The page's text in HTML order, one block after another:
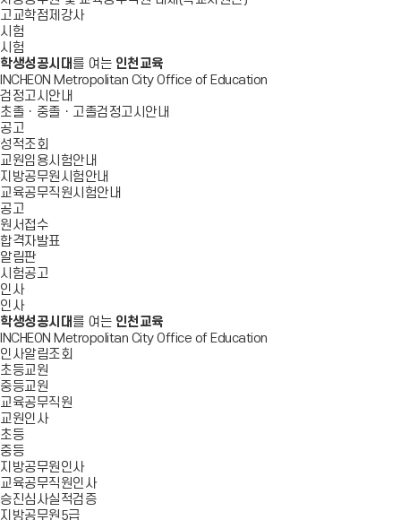
고교학점제강사
시험
시험
학생성공시대 를 여는 인천교육
INCHEON Metropolitan City Office of Education
검정고시안내
초졸ㆍ중졸ㆍ고졸검정고시안내
공고
성적조회
교원임용시험안내
지방공무원시험안내
교육공무직원시험안내
공고
원서접수
합격자발표
알림판
시험공고
인사
인사
학생성공시대 를 여는 인천교육
INCHEON Metropolitan City Office of Education
인사알림조회
초등교원
중등교원
교육공무직원
교원인사
초등
중등
지방공무원인사
교육공무직원인사
승진심사실적검증
지방공무원5급